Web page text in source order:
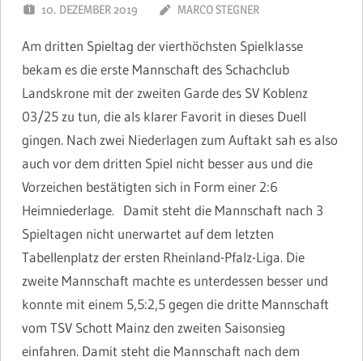
10. DEZEMBER 2019 MARCO STEGNER
Am dritten Spieltag der vierthöchsten Spielklasse
bekam es die erste Mannschaft des Schachclub
Landskrone mit der zweiten Garde des SV Koblenz
03/25 zu tun, die als klarer Favorit in dieses Duell
gingen. Nach zwei Niederlagen zum Auftakt sah es also
auch vor dem dritten Spiel nicht besser aus und die
Vorzeichen bestätigten sich in Form einer 2:6
Heimniederlage. Damit steht die Mannschaft nach 3
Spieltagen nicht unerwartet auf dem letzten
Tabellenplatz der ersten Rheinland-Pfalz-Liga. Die
zweite Mannschaft machte es unterdessen besser und
konnte mit einem 5,5:2,5 gegen die dritte Mannschaft
vom TSV Schott Mainz den zweiten Saisonsieg
einfahren. Damit steht die Mannschaft nach dem